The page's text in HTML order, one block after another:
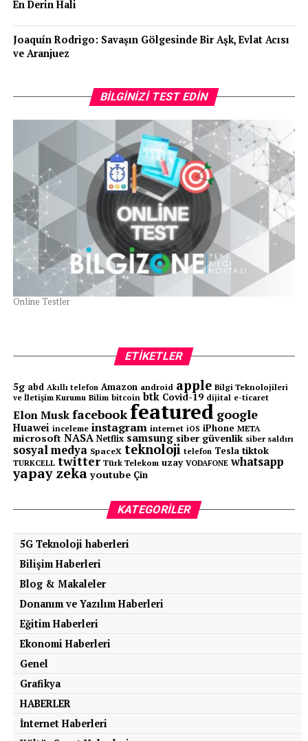
En Derin Hali
Joaquín Rodrigo: Savaşın Gölgesinde Bir Aşk, Evlat Acısı
ve Aranjuez
BILGINIZI TEST EDIN
Online Testler
ETIKETLER
5g abd Akıllı telefon Amazon android apple Bilgi Teknolojileri
ve İletişim Kurumu Bilim bitcoin btk Covid-19 dijital e-ticaret
Elon Muskfacebook featured google
Huawei inceleme instagram internet iOS iPhone META
microsoft NASA Netflix samsung siber güvenlik siber saldırı
sosyal medya SpaceX teknoloji telefon Tesla tiktok
TURKCELL twitter Türk Telekom uzay VODAFONE whatsapp
yapay zeka youtube Çin
KATEGORILER
5G Teknoloji haberleri
Bilişim Haberleri
Blog & Makaleler
Donanım ve Yazılım Haberleri
Eğitim Haberleri
Ekonomi Haberleri
Genel
Grafikya
HABERLER
İnternet Haberleri